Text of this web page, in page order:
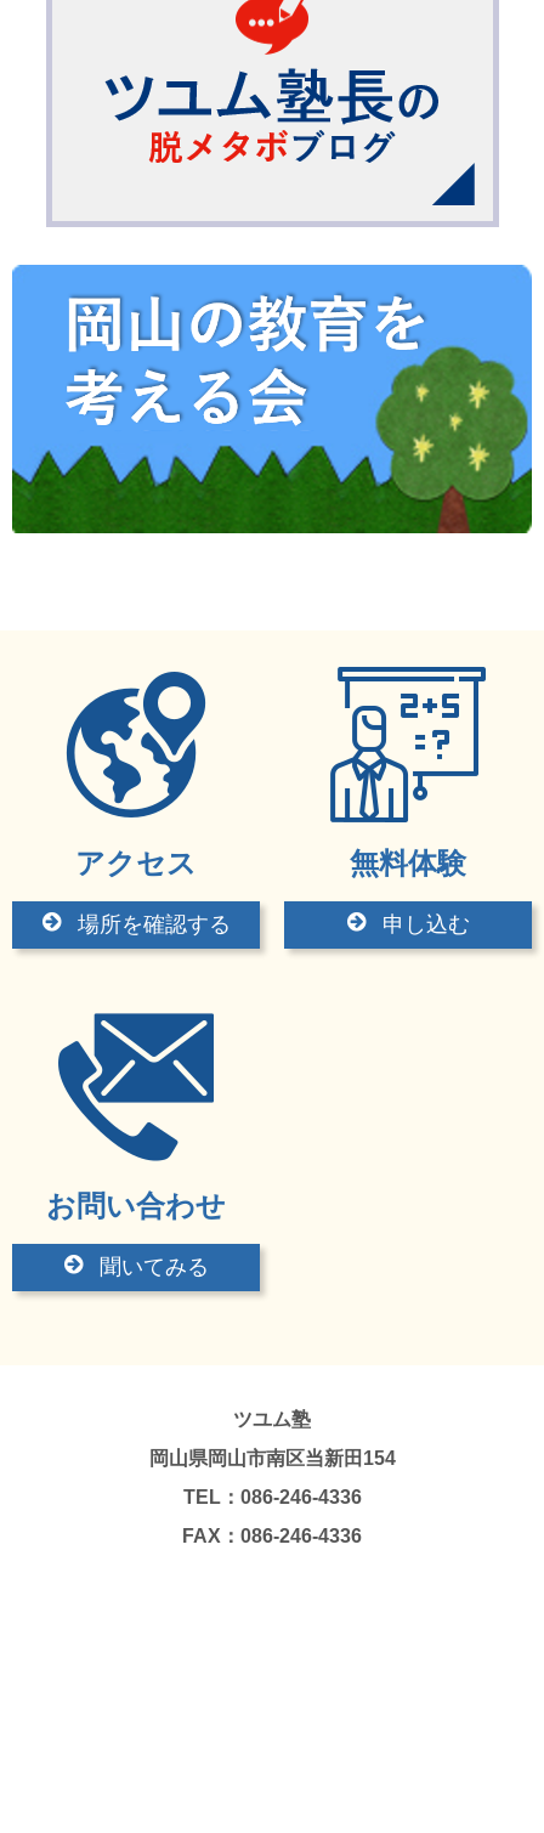
アクセス
場所を確認する
無料体験
申し込む
お問い合わせ
聞いてみる
ツユム塾
岡山県岡山市南区当新田154
TEL：086-246-4336
FAX：086-246-4336